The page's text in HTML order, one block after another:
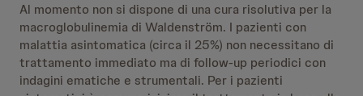
Al momento non si dispone di una cura risolutiva per la
macroglobulinemia di Waldenström. I pazienti con
malattia asintomatica (circa il 25%) non necessitano di
trattamento immediato ma di follow-up periodici con
indagini ematiche e strumentali. Per i pazienti